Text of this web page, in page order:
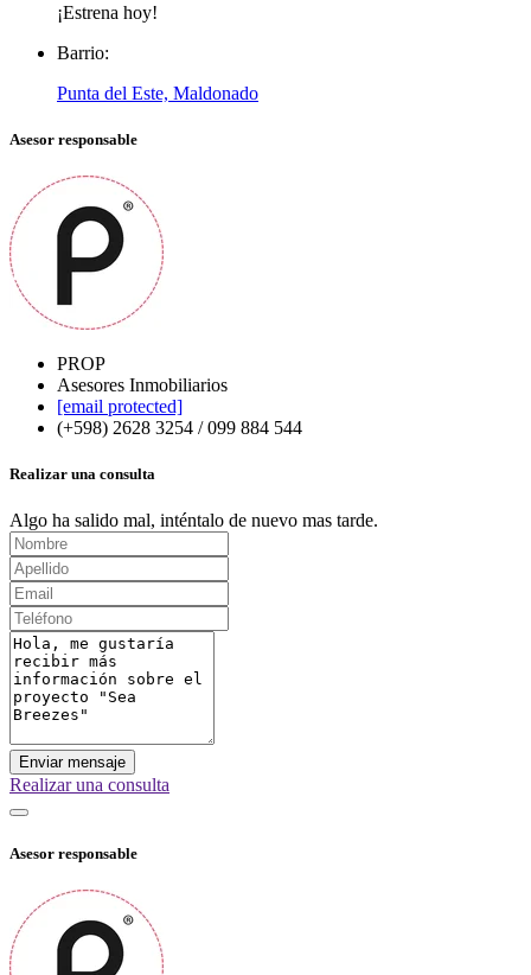
¡Estrena hoy!
Barrio:
Punta del Este, Maldonado
Asesor responsable
PROP
Asesores Inmobiliarios
[email protected]
(+598) 2628 3254 / 099 884 544
Realizar una consulta
Algo ha salido mal, inténtalo de nuevo mas tarde.
Enviar mensaje
Realizar una consulta
Asesor responsable